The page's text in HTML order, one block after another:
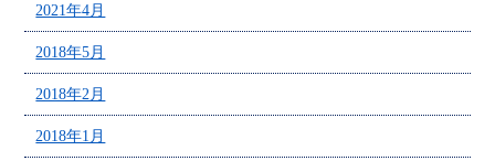
2021年4月
2018年5月
2018年2月
2018年1月